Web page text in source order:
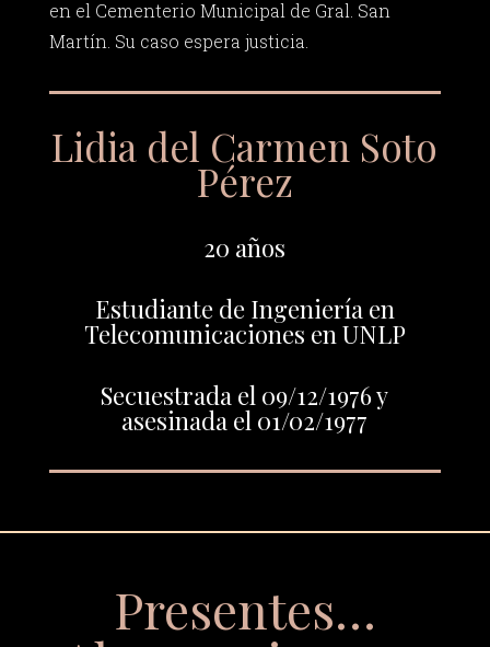
en el Cementerio Municipal de Gral. San
Martín. Su caso espera justicia.
Lidia del Carmen Soto
Pérez
20 años
Estudiante de Ingeniería en
Telecomunicaciones en UNLP
Secuestrada el 09/12/1976 y
asesinada el 01/02/1977
Presentes…